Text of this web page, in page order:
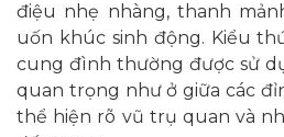
điệu nhẹ nhàng, thanh
uốn khúc sinh động. Kiểu
cung đình thường được sử
quan trọng như ở giữa các
thể hiện rõ vũ trụ quan và